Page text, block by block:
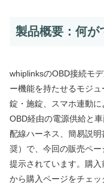
製品概要：何が
whiplinksのOBD接続モ
ー機能を持たせるモジ
錠・施錠、スマホ連動
OBD経由の電源供給と
配線ハーネス、簡易説
奨）で、今回の販売ペ
提示されています。購
から購入ページをチェッ